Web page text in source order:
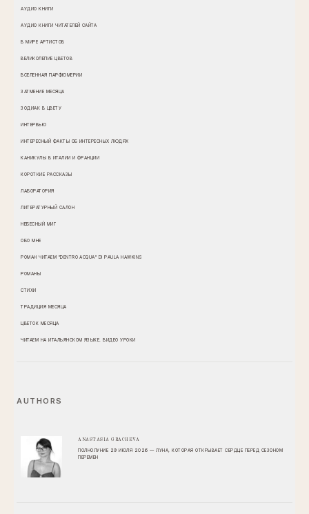
АУДИО КНИГИ
АУДИО КНИГИ ЧИТАТЕЛЕЙ САЙТА
В МИРЕ АРТИСТОВ
ВЕЛИКОЛЕПИЕ ЦВЕТОВ
ВСЕЛЕННАЯ ПАРФЮМЕРИИ
ЗАТМЕНИЕ МЕСЯЦА
ЗОДИАК В ЦВЕТУ
ИНТЕРВЬЮ
ИНТЕРЕСНЫЙ ФАКТЫ ОБ ИНТЕРЕСНЫХ ЛЮДЯХ
КАНИКУЛЫ В ИТАЛИИ И ФРАНЦИИ
КОРОТКИЕ РАССКАЗЫ
ЛАБОРАТОРИЯ
ЛИТЕРАТУРНЫЙ САЛОН
НЕБЕСНЫЙ МИГ
ОБО МНЕ
РОМАН ЧИТАЕМ "DENTRO ACQUA" DI PAULA HAWKINS
РОМАНЫ
СТИХИ
ТРАДИЦИЯ МЕСЯЦА
ЦВЕТОК МЕСЯЦА
ЧИТАЕМ НА ИТАЛЬЯНСКОМ ЯЗЫКЕ. ВИДЕО УРОКИ
AUTHORS
ANASTASIA GRACHEVA
ПОЛНОЛУНИЕ 29 ИЮЛЯ 2026 — ЛУНА, КОТОРАЯ ОТКРЫВАЕТ СЕРДЦЕ ПЕРЕД СЕЗОНОМ
ПЕРЕМЕН